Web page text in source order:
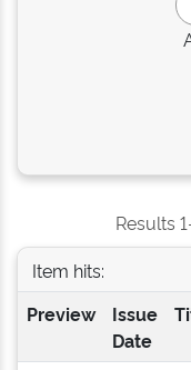
Results
Item hits:
Preview
Issue
Date